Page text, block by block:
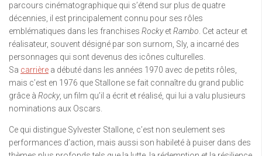
parcours cinématographique qui s’étend sur plus de quatre
décennies, il est principalement connu pour ses rôles
emblématiques dans les franchises RockyetRambo. Cet acteur et
réalisateur, souvent désigné par son surnom, Sly, a incarné des
personnages qui sont devenus des icônes culturelles.
Sa carrière a débuté dans les années 1970 avec de petits rôles,
mais c’est en 1976 que Stallone se fait connaître du grand public
grâce à Rocky, un film qu’il a écrit et réalisé, qui lui a valu plusieurs
nominations aux Oscars.
Ce qui distingue Sylvester Stallone, c’est non seulement ses
performances d’action, mais aussi son habileté à puiser dans des